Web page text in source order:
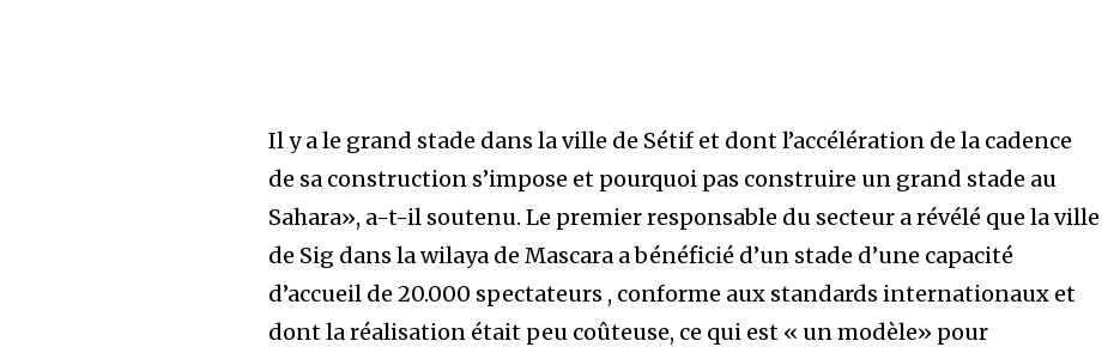
Il y a le grand stade dans la ville de Sétif et dont l’accélération de la cadence
de sa construction s’impose et pourquoi pas construire un grand stade au
Sahara», a-t-il soutenu. Le premier responsable du secteur a révélé que la ville
de Sig dans la wilaya de Mascara a bénéficié d’un stade d’une capacité
d’accueil de 20.000 spectateurs , conforme aux standards internationaux et
dont la réalisation était peu coûteuse, ce qui est « un modèle» pour